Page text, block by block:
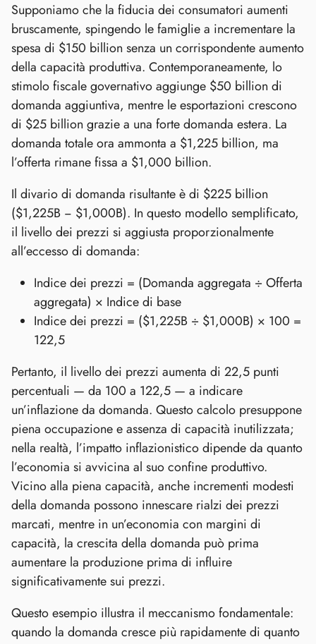
Supponiamo che la fiducia dei consumatori aumenti
bruscamente, spingendo le famiglie a incrementare la
spesa di $150 billion senza un corrispondente aumento
della capacità produttiva. Contemporaneamente, lo
stimolo fiscale governativo aggiunge $50 billion di
domanda aggiuntiva, mentre le esportazioni crescono
di $25 billion grazie a una forte domanda estera. La
domanda totale ora ammonta a $1,225 billion, ma
l’offerta rimane fissa a $1,000 billion.
Il divario di domanda risultante è di $225 billion
($1,225B − $1,000B). In questo modello semplificato,
il livello dei prezzi si aggiusta proporzionalmente
all’eccesso di domanda:
Indice dei prezzi = (Domanda aggregata ÷ Offerta
aggregata) × Indice di base
Indice dei prezzi = ($1,225B ÷ $1,000B) × 100 =
122,5
Pertanto, il livello dei prezzi aumenta di 22,5 punti
percentuali — da 100 a 122,5 — a indicare
un’inflazione da domanda. Questo calcolo presuppone
piena occupazione e assenza di capacità inutilizzata;
nella realtà, l’impatto inflazionistico dipende da quanto
l’economia si avvicina al suo confine produttivo.
Vicino alla piena capacità, anche incrementi modesti
della domanda possono innescare rialzi dei prezzi
marcati, mentre in un’economia con margini di
capacità, la crescita della domanda può prima
aumentare la produzione prima di influire
significativamente sui prezzi.
Questo esempio illustra il meccanismo fondamentale:
quando la domanda cresce più rapidamente di quanto